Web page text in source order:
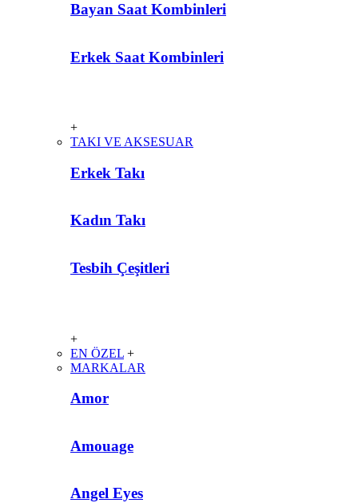
Bayan Saat Kombinleri
Erkek Saat Kombinleri
+
TAKI VE AKSESUAR
Erkek Takı
Kadın Takı
Tesbih Çeşitleri
+
EN ÖZEL +
MARKALAR
Amor
Amouage
Angel Eyes